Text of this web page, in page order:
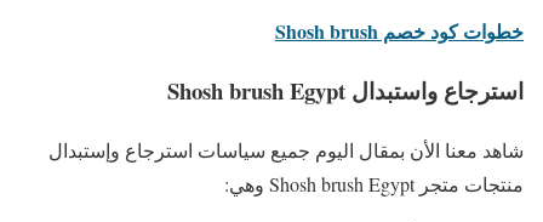
خطوات كود خصم Shosh brush
استرجاع واستبدال Shosh brush Egypt
شاهد معنا الأن بمقال اليوم جميع سياسات استرجاع وإستبدال
منتجات متجر Shosh brush Egypt وهي: